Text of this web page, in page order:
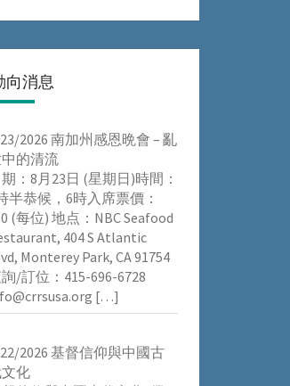
向消息
2026 南加州感恩晩會 – 亂
的清流
：8⽉23⽇ (星期⽇)時間：
半恭候，6時⼊席票價：
(每位) 地点：NBC Seafood
404 S Atlantic
Monterey Park, CA 91754
/訂位：415-696-6728
[…]
2026 基督信仰與中國古
化